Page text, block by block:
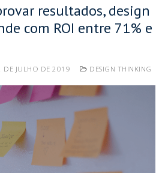
resultados, design
com ROI entre 71% e
DE JULHO DE 2019 DESIGN THINKING